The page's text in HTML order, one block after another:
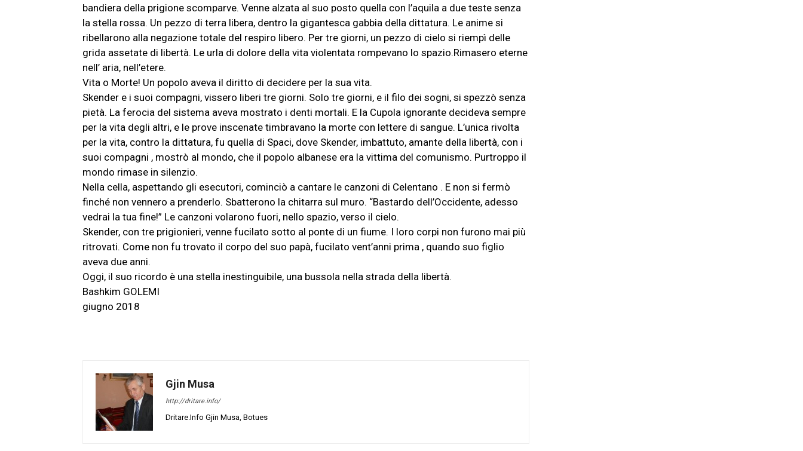
bandiera della prigione scomparve. Venne alzata al suo posto quella con l’aquila a due teste senza
la stella rossa. Un pezzo di terra libera, dentro la gigantesca gabbia della dittatura. Le anime si
ribellarono alla negazione totale del respiro libero. Per tre giorni, un pezzo di cielo si riempì delle
grida assetate di libertà. Le urla di dolore della vita violentata rompevano lo spazio.Rimasero eterne
nell’ aria, nell’etere.
Vita o Morte! Un popolo aveva il diritto di decidere per la sua vita.
Skender e i suoi compagni, vissero liberi tre giorni. Solo tre giorni, e il filo dei sogni, si spezzò senza
pietà. La ferocia del sistema aveva mostrato i denti mortali. E la Cupola ignorante decideva sempre
per la vita degli altri, e le prove inscenate timbravano la morte con lettere di sangue. L’unica rivolta
per la vita, contro la dittatura, fu quella di Spaci, dove Skender, imbattuto, amante della libertà, con i
suoi compagni , mostrò al mondo, che il popolo albanese era la vittima del comunismo. Purtroppo il
mondo rimase in silenzio.
Nella cella, aspettando gli esecutori, cominciò a cantare le canzoni di Celentano . E non si fermò
finché non vennero a prenderlo. Sbatterono la chitarra sul muro. “Bastardo dell’Occidente, adesso
vedrai la tua fine!” Le canzoni volarono fuori, nello spazio, verso il cielo.
Skender, con tre prigionieri, venne fucilato sotto al ponte di un fiume. I loro corpi non furono mai più
ritrovati. Come non fu trovato il corpo del suo papà, fucilato vent’anni prima , quando suo figlio
aveva due anni.
Oggi, il suo ricordo è una stella inestinguibile, una bussola nella strada della libertà.
Bashkim GOLEMI
giugno 2018
Gjin Musa
http://dritare.info/
Dritare.Info Gjin Musa, Botues